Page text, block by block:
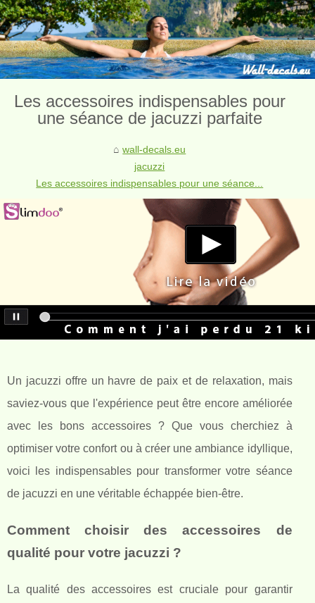
Les accessoires indispensables pour
une séance de jacuzzi parfaite
wall-decals.eu
jacuzzi
Les accessoires indispensables pour une séance...
Un jacuzzi offre un havre de paix et de relaxation, mais
saviez-vous que l'expérience peut être encore améliorée
avec les bons accessoires ? Que vous cherchiez à
optimiser votre confort ou à créer une ambiance idyllique,
voici les indispensables pour transformer votre séance
de jacuzzi en une véritable échappée bien-être.
Comment choisir des accessoires de
qualité pour votre jacuzzi ?
La qualité des accessoires est cruciale pour garantir